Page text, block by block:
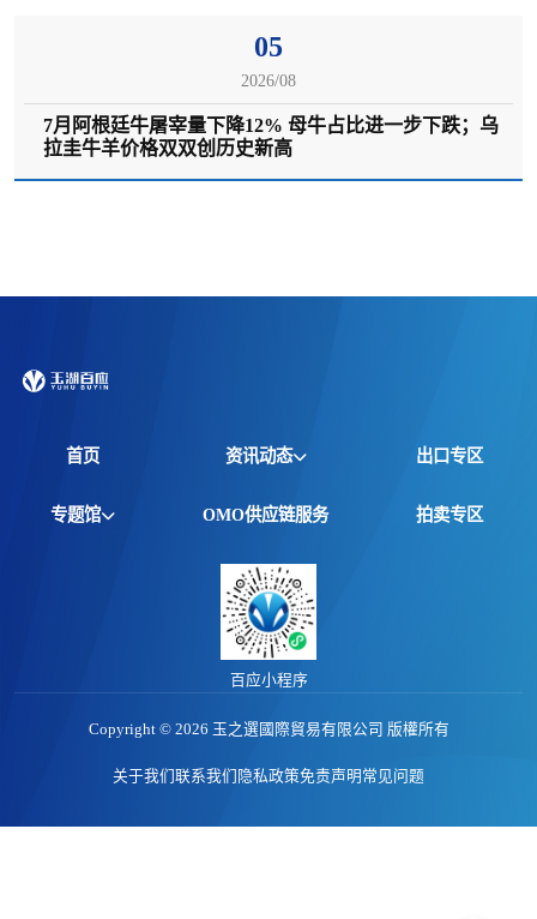
05
2026/08
7月阿根廷牛屠宰量下降12% 母牛占比进一步下跌；乌
拉圭牛羊价格双双创历史新高
首页 资讯动态
全球资讯
价格行情
专题报告
出口专区
专题馆 OMO供应链服务 拍卖专区
百应小程序
Copyright © 2026 玉之選國際貿易有限公司 版權所有
关于我们 联系我们 隐私政策免责声明 常见问题